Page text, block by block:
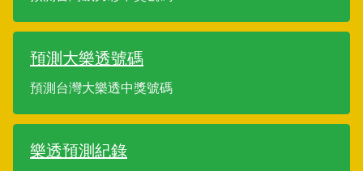
預測大樂透號碼
預測台灣大樂透中獎號碼
樂透預測紀錄